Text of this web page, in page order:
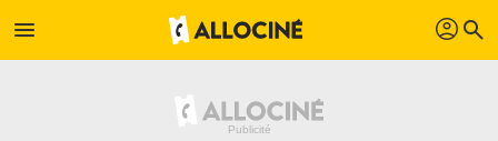
menu profil search